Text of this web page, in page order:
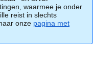
waarmee je onder
reist in slechts
onze pagina met